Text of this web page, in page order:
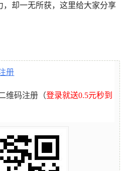
却一无所获，这里给大家分享
册
维码注册（登录就送0.5元秒到